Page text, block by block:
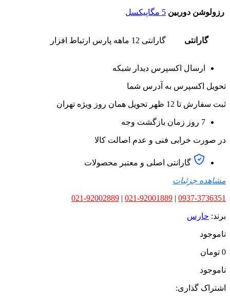
رزولوشن دوربین 5 مگاپیکسل
گارانتی گارانتی 12 ماهه پارس ارتباط افزار
ارسال اکسپرس دیدار شبکه
تحویل اکسپرس به آدرس شما
ثبت سفارش تا 12 ظهر تحویل همان روز ویژه تهران
7 روز زمان بازگشت وجه
در صورت خرابی فنی و عدم اصالت کالا
گارانتی اصلی و معتبر محصولات
مشاهده جزئیات
0937-3736351
|
021-92001889
|
021-92002889
برند: حارس
ناموجود
0 تومان
ناموجود
اشتراک گذاری: